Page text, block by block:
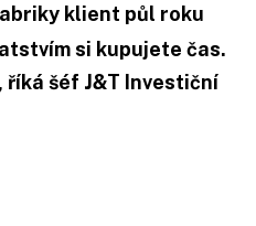
klient půl roku
si kupujete čas.
říká šéf J&T Investiční